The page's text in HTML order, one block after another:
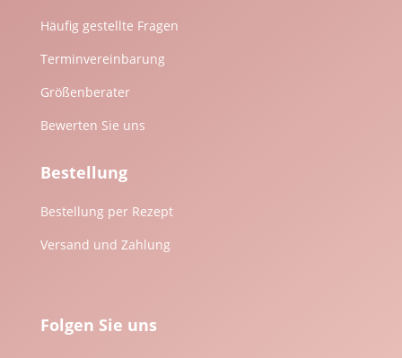
Häufig gestellte Fragen
Terminvereinbarung
Größenberater
Bewerten Sie uns
Bestellung
Bestellung per Rezept
Versand und Zahlung
Folgen Sie uns